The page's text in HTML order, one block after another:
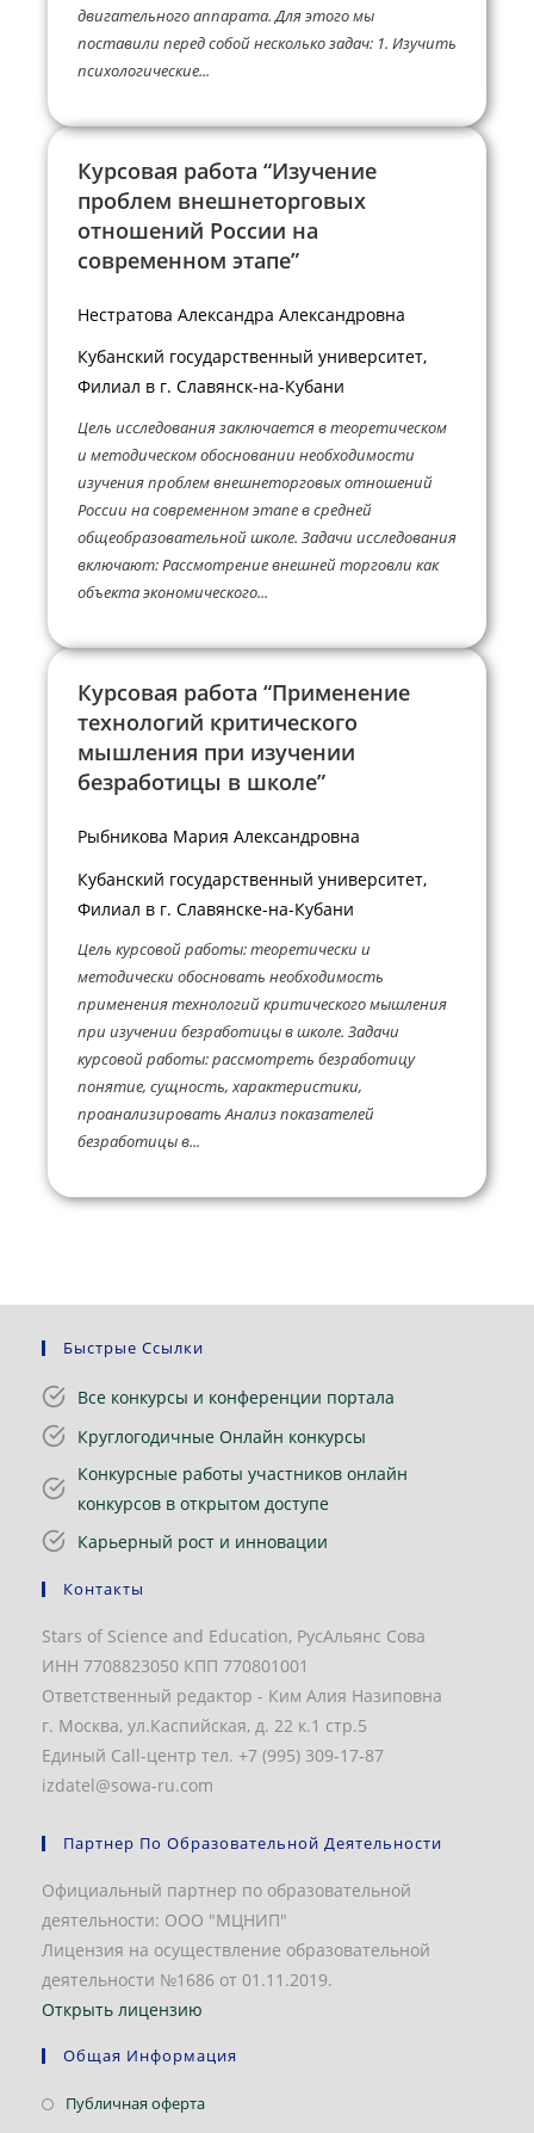
двигательного аппарата. Для этого мы
поставили перед собой несколько задач: 1. Изучить
психологические...
Курсовая работа “Изучение
проблем внешнеторговых
отношений России на
современном этапе”
Нестратова Александра Александровна
Кубанский государственный университет,
Филиал в г. Славянск-на-Кубани
Цель исследования заключается в теоретическом
и методическом обосновании необходимости
изучения проблем внешнеторговых отношений
России на современном этапе в средней
общеобразовательной школе. Задачи исследования
включают: Рассмотрение внешней торговли как
объекта экономического...
Курсовая работа “Применение
технологий критического
мышления при изучении
безработицы в школе”
Рыбникова Мария Александровна
Кубанский государственный университет,
Филиал в г. Славянске-на-Кубани
Цель курсовой работы: теоретически и
методически обосновать необходимость
применения технологий критического мышления
при изучении безработицы в школе. Задачи
курсовой работы: рассмотреть безработицу
понятие, сущность, характеристики,
проанализировать Анализ показателей
безработицы в...
Быстрые Ссылки
Все конкурсы и конференции портала
Круглогодичные Онлайн конкурсы
Конкурсные работы участников онлайн
конкурсов в открытом доступе
Карьерный рост и инновации
Контакты
Stars of Science and Education, РусАльянс Сова
ИНН 7708823050 КПП 770801001
Ответственный редактор - Ким Алия Назиповна
г. Москва, ул.Каспийская, д. 22 к.1 стр.5
Единый Call-центр тел. +7 (995) 309-17-87
izdatel@sowa-ru.com
Партнер По Образовательной Деятельности
Официальный партнер по образовательной
деятельности: ООО "МЦНИП"
Лицензия на осуществление образовательной
деятельности №1686 от 01.11.2019.
Открыть лицензию
Общая Информация
Публичная офертаОткроется